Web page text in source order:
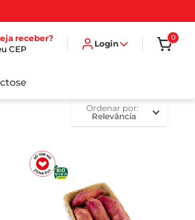
receber?
CEP
Login
0
ordenar por
Relevância